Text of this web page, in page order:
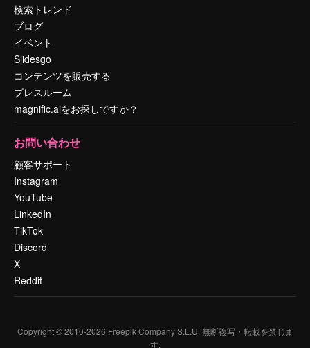
検索トレンド
ブログ
イベント
Slidesgo
コンテンツを販売する
プレスルーム
magnific.aiをお探しですか？
お問い合わせ
顧客サポート
Instagram
YouTube
LinkedIn
TikTok
Discord
X
Reddit
Copyright © 2010-2026 Freepik Company S.L.U. 無断複写・転載を禁じま
す.